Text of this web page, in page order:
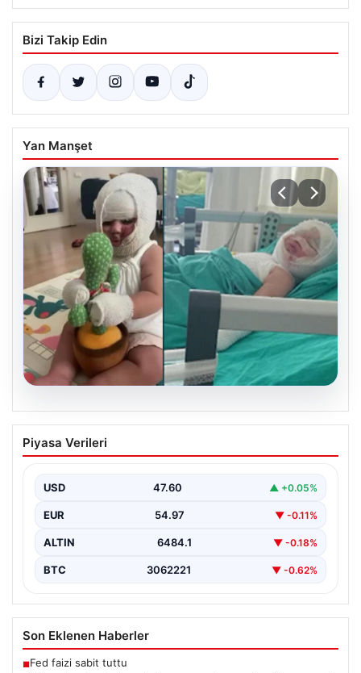
Bizi Takip Edin
Yan Manşet
05.08.2026
Domates konservesi bomba gibi patladı,
9 aylık bebeğin vücudu yandı
Piyasa Verileri
USD 47.60 ▲ +0.05%
EUR 54.97 ▼ -0.11%
ALTIN 6484.1 ▼ -0.18%
BTC 3062221 ▼ -0.62%
Son Eklenen Haberler
■Fed faizi sabit tuttu